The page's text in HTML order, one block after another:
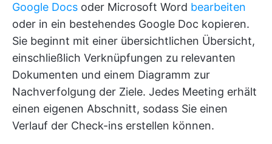
Google Docs oder Microsoft Word bearbeiten
oder in ein bestehendes Google Doc kopieren.
Sie beginnt mit einer übersichtlichen Übersicht,
einschließlich Verknüpfungen zu relevanten
Dokumenten und einem Diagramm zur
Nachverfolgung der Ziele. Jedes Meeting erhält
einen eigenen Abschnitt, sodass Sie einen
Verlauf der Check-ins erstellen können.